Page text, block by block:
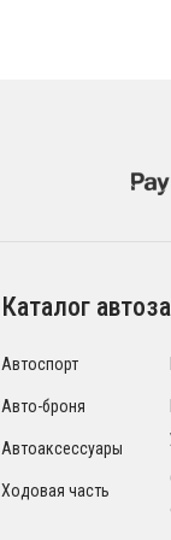
Каталог
Автоспорт
Авто-броня
Автоаксессуары
Ходовая часть